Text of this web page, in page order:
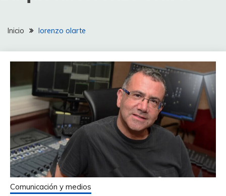
Inicio lorenzo olarte
Comunicación y medios